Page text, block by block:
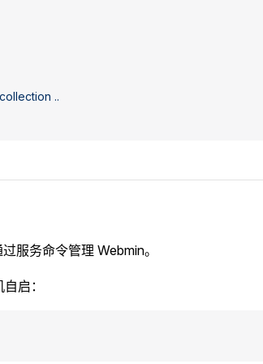
collection ..
服务命令管理 Webmin。
启：